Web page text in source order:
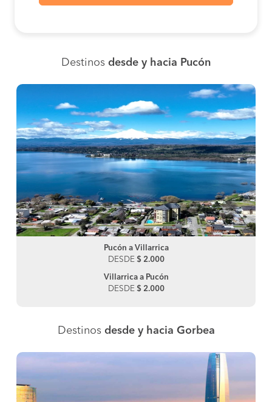
Destinos desde y hacia Pucón
Pucón a Villarrica
DESDE $ 2.000
Villarrica a Pucón
DESDE $ 2.000
Destinos desde y hacia Gorbea